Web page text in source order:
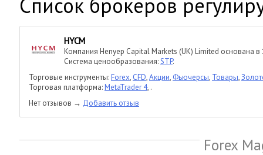
HYCM
Компания Henyep Capital Markets (UK) Limited основана в
Система ценообразования:STP.
Торговые инструменты:Forex, CFD,Акции, Фьючерсы, Товары,
Торговая платформа:MetaTrader 4, .
Нет отзывов → Добавить отзыв
Forex